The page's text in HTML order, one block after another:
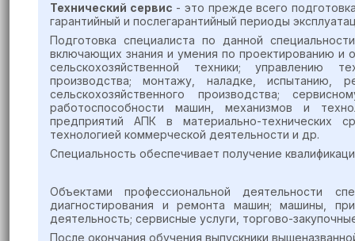
Технический сервис - это прежде всего
гарантийный и послегарантийный периоды
Подготовка специалиста по данной
включающих знания и умения по проектированию и
сельскохозяйственной техники; управлению
производства; монтажу, наладке, испытанию,
сельскохозяйственного производства;
работоспособности машин, механизмов и
предприятий АПК в материально-технических
технологией коммерческой деятельности и др.
Специальность обеспечивает получение
Объектами профессиональной деятельности
диагностирования и ремонта машин; машины,
деятельность; сервисные услуги, торгово-
После окончания обучения выпускники